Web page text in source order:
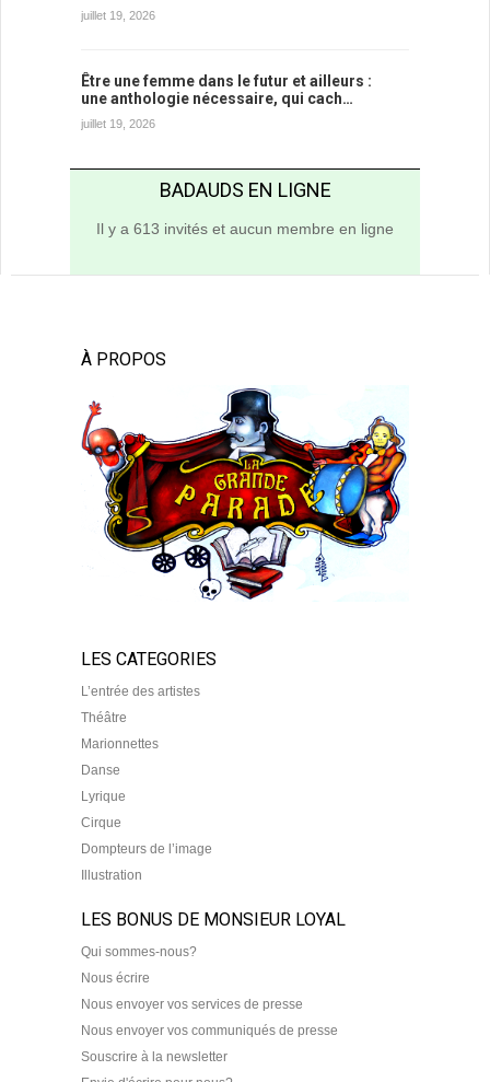
juillet 19, 2026
Être une femme dans le futur et ailleurs :
une anthologie nécessaire, qui cach…
juillet 19, 2026
BADAUDS EN LIGNE
Il y a 613 invités et aucun membre en ligne
À PROPOS
LES CATEGORIES
L’entrée des artistes
Théâtre
Marionnettes
Danse
Lyrique
Cirque
Dompteurs de l’image
Illustration
LES BONUS DE MONSIEUR LOYAL
Qui sommes-nous?
Nous écrire
Nous envoyer vos services de presse
Nous envoyer vos communiqués de presse
Souscrire à la newsletter